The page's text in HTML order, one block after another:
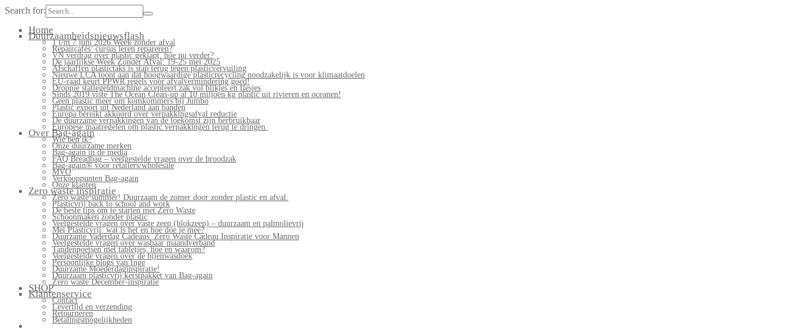
Search for:
Home
Duurzaamheidsnieuwsflash
1 t/m 7 juni 2026 Week zonder afval
Repaircafés: cursus leren repareren?
VN verdrag over plastic geklapt, hoe nu verder?
De jaarlijkse Week Zonder Afval: 19-25 mei 2025
Afschaffen plastictaks is stap terug tegen plasticvervuiling
Nieuwe LCA toont aan dat hoogwaardige plasticrecycling noodzakelijk is voor klimaatdoelen
EU-raad keurt PPWR regels voor afvalvermindering goed!
Droppie statiegeldmachine accepteert zak vol blikjes en flesjes
Sinds 2019 viste The Ocean Clean-up al 10 miljoen kg plastic uit rivieren en oceanen!
Geen plastic meer om komkommers bij Jumbo
Plastic export uit Nederland aan banden
Europa bereikt akkoord over verpakkingsafval reductie
De duurzame verpakkingen van de toekomst zijn herbruikbaar
Europese maatregelen om plastic verpakkingen terug te dringen.
Over Bag-again
Wie ben ik?
Onze duurzame merken
Bag-again in de media
FAQ Breadbag – veelgestelde vragen over de broodzak
Bag-again® voor retailers/wholesale
MVO
Verkooppunten Bag-again
Onze klanten
Zero waste inspiratie
Zero waste summer! Duurzaam de zomer door zonder plastic en afval.
Plasticvrij back to school and work
De beste tips om te starten met Zero Waste
Schoonmaken zonder plastic
Veelgestelde vragen over vaste zeep (blokzeep) – duurzaam en palmolievrij
Mei Plasticvrij: wat is het en hoe doe je mee?
Duurzame Vaderdag Cadeaus: Zero Waste Cadeau Inspiratie voor Mannen
Veelgestelde vragen over wasbaar maandverband
Tandenpoetsen met tabletjes, hoe en waarom?
Veelgestelde vragen over de bijenwasdoek
Persoonlijke blogs van Inge
Duurzame Moederdaginspiratie!
Duurzaam plasticvrij kerstpakket van Bag-again
Zero waste December-inspiratie
SHOP
Klantenservice
Contact
Levertijd en verzending
Retourneren
Betalingsmogelijkheden